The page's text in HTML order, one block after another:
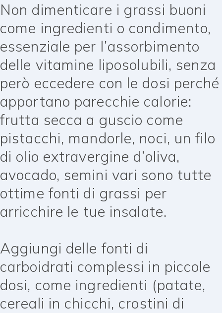
Non dimenticare i grassi buoni
come ingredienti o condimento,
essenziale per l’assorbimento
delle vitamine liposolubili, senza
però eccedere con le dosi perché
apportano parecchie calorie:
frutta secca a guscio come
pistacchi, mandorle, noci, un filo
di olio extravergine d’oliva,
avocado, semini vari sono tutte
ottime fonti di grassi per
arricchire le tue insalate.
Aggiungi delle fonti di
carboidrati complessi in piccole
dosi, come ingredienti (patate,
cereali in chicchi, crostini di